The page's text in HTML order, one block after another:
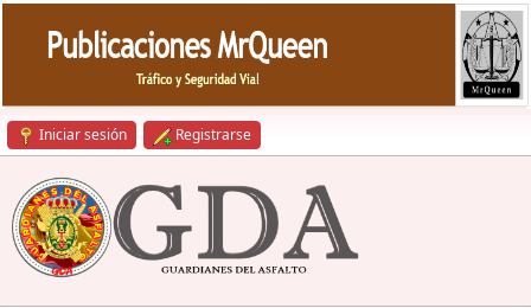
Iniciar sesión Registrarse